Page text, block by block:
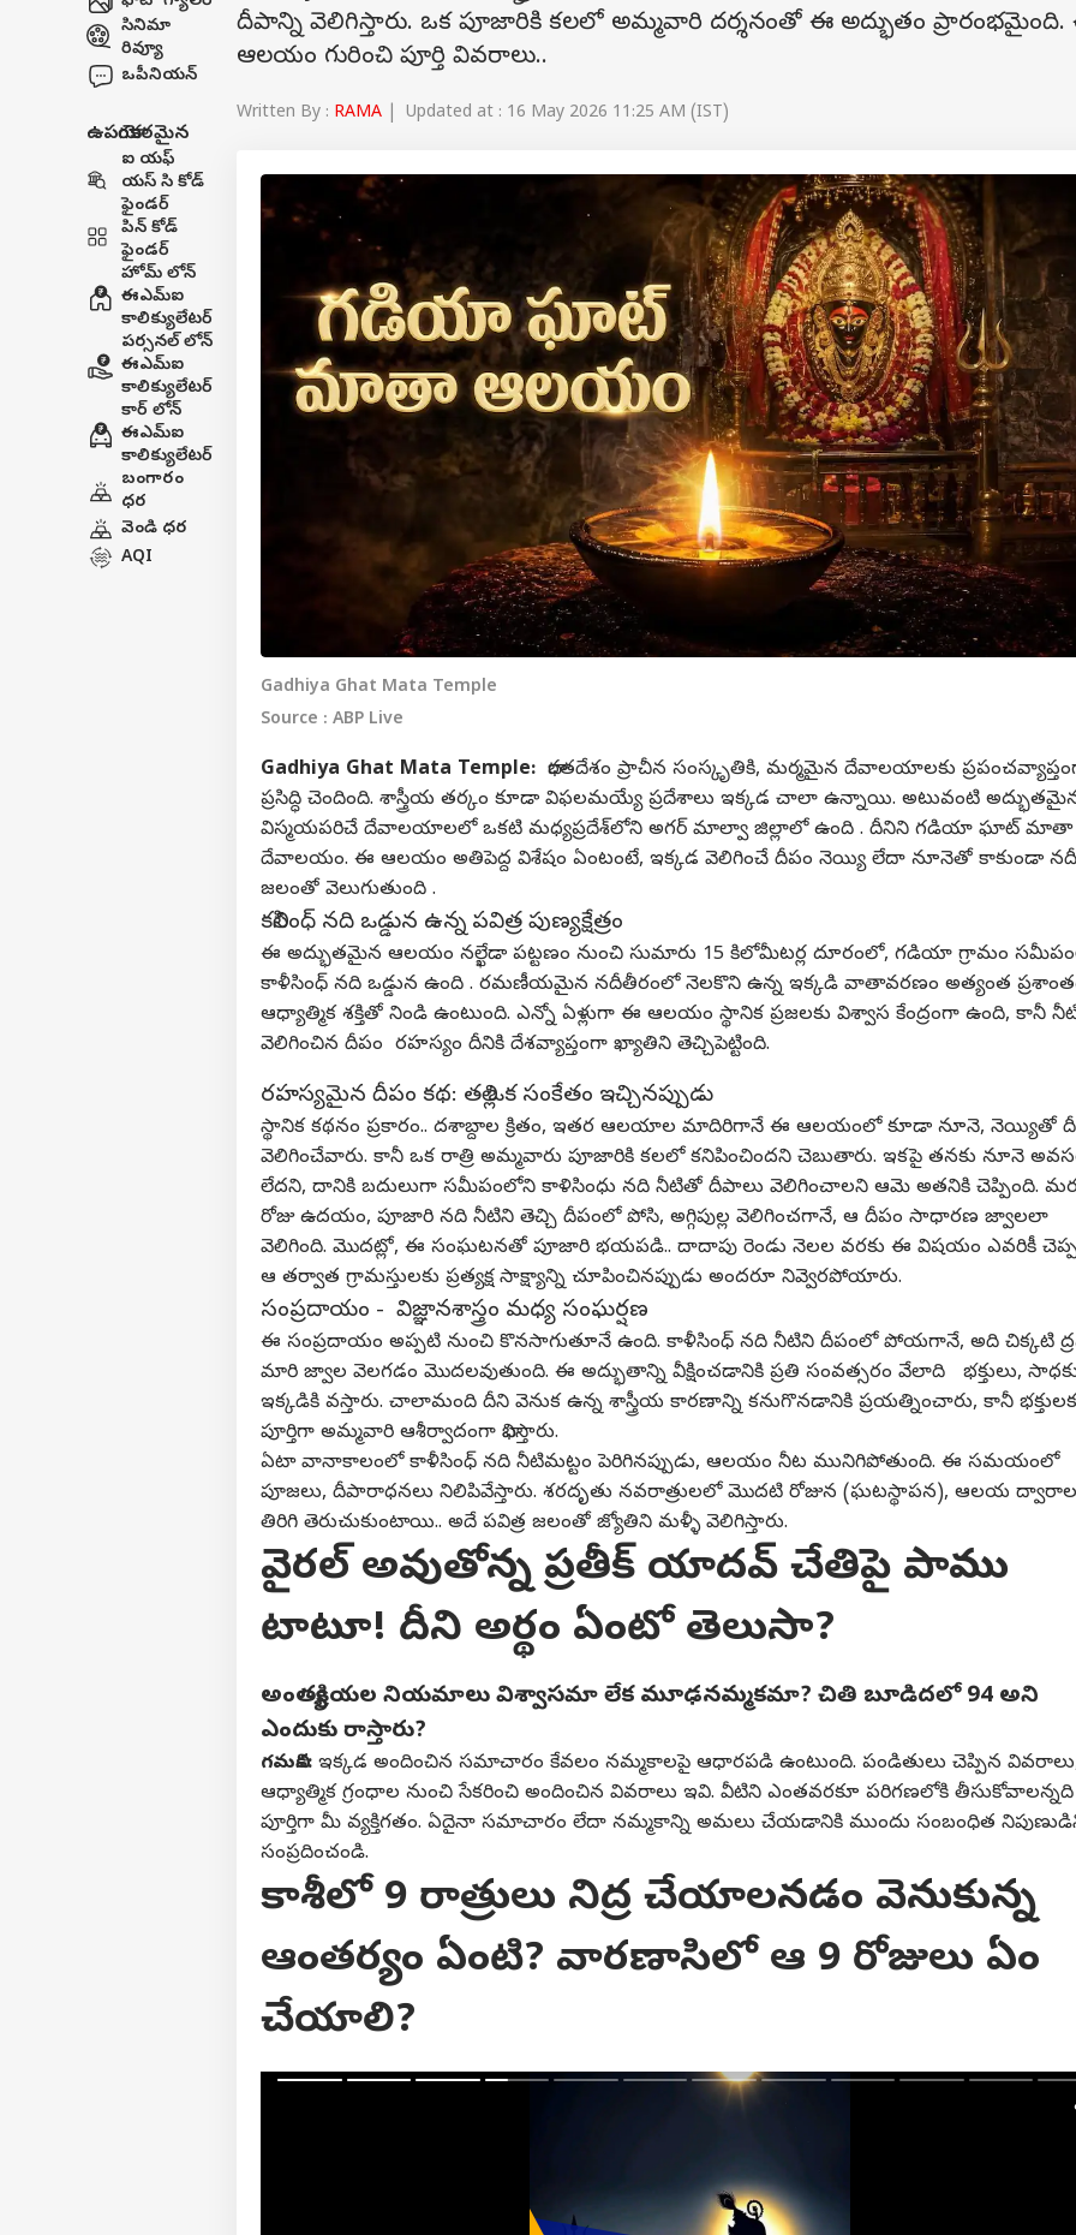
సినిమా
రివ్యూ
ఒపీనియన్
ఉపయోగకరమైన
ఐ యఫ్
యస్ సి కోడ్
ఫైండర్
పిన్ కోడ్
ఫైండర్
హోమ్ లోన్
ఈఎమ్ఐ
కాలిక్యులేటర్
పర్సనల్ లోన్
ఈఎమ్ఐ
కాలిక్యులేటర్
కార్ లోన్
ఈఎమ్ఐ
కాలిక్యులేటర్
బంగారం
ధర
వెండి ధర
AQI
దీపాన్ని వెలిగిస్తారు. ఒక పూజారికి కలలో అమ్మవారి దర్శనంతో ఈ అద్భుతం
ఆలయం గురించి పూర్తి వివరాలు..
Written By : RAMA | Updated at : 16 May 2026 11:25 AM (IST)
Gadhiya Ghat Mata Temple
Source : ABP Live
Gadhiya Ghat Mata Temple: భారతదేశం ప్రాచీన సంస్కృతికి, మర్మమైన దేవాలయాలకు
ప్రసిద్ధి చెందింది. శాస్త్రీయ తర్కం కూడా విఫలమయ్యే ప్రదేశాలు ఇక్కడ చాలా ఉన్నాయి. అటువంటి
విస్మయపరిచే దేవాలయాలలో ఒకటి మధ్యప్రదేశ్‌లోని అగర్ మాల్వా జిల్లాలో ఉంది . దీనిని గడియా ఘాట్ మాతా
దేవాలయం. ఈ ఆలయం అతిపెద్ద విశేషం ఏంటంటే, ఇక్కడ వెలిగించే దీపం నెయ్యి లేదా నూనెతో కాకుండా నదీ
జలంతో వెలుగుతుంది .
కలిసింధ్ నది ఒడ్డున ఉన్న పవిత్ర పుణ్యక్షేత్రం
ఈ అద్భుతమైన ఆలయం నల్ఖేడా పట్టణం నుంచి సుమారు 15 కిలోమీటర్ల దూరంలో, గడియా గ్రామం
కాళీసింధ్ నది ఒడ్డున ఉంది . రమణీయమైన నదీతీరంలో నెలకొని ఉన్న ఇక్కడి వాతావరణం అత్యంత
ఆధ్యాత్మిక శక్తితో నిండి ఉంటుంది. ఎన్నో ఏళ్లుగా ఈ ఆలయం స్థానిక ప్రజలకు విశ్వాస కేంద్రంగా ఉంది, కానీ
వెలిగించిన దీపం రహస్యం దీనికి దేశవ్యాప్తంగా ఖ్యాతిని తెచ్చిపెట్టింది.
రహస్యమైన దీపం కథ: తల్లి ఒక సంకేతం ఇచ్చినప్పుడు
స్థానిక కథనం ప్రకారం.. దశాబ్దాల క్రితం, ఇతర ఆలయాల మాదిరిగానే ఈ ఆలయంలో కూడా నూనె, నెయ్యితో
వెలిగించేవారు. కానీ ఒక రాత్రి అమ్మవారు పూజారికి కలలో కనిపించిందని చెబుతారు. ఇకపై తనకు నూనె
లేదని, దానికి బదులుగా సమీపంలోని కాళిసింధు నది నీటితో దీపాలు వెలిగించాలని ఆమె అతనికి చెప్పింది.
రోజు ఉదయం, పూజారి నది నీటిని తెచ్చి దీపంలో పోసి, అగ్గిపుల్ల వెలిగించగానే, ఆ దీపం సాధారణ జ్వాలలా
వెలిగింది. మొదట్లో, ఈ సంఘటనతో పూజారి భయపడి.. దాదాపు రెండు నెలల వరకు ఈ విషయం ఎవరికీ
ఆ తర్వాత గ్రామస్తులకు ప్రత్యక్ష సాక్ష్యాన్ని చూపించినప్పుడు అందరూ నివ్వెరపోయారు.
సంప్రదాయం - విజ్ఞానశాస్త్రం మధ్య సంఘర్షణ
ఈ సంప్రదాయం అప్పటి నుంచి కొనసాగుతూనే ఉంది. కాళీసింధ్ నది నీటిని దీపంలో పోయగానే, అది చిక్కటి
మారి జ్వాల వెలగడం మొదలవుతుంది. ఈ అద్భుతాన్ని వీక్షించడానికి ప్రతి సంవత్సరం వేలాది భక్తులు,
ఇక్కడికి వస్తారు. చాలామంది దీని వెనుక ఉన్న శాస్త్రీయ కారణాన్ని కనుగొనడానికి ప్రయత్నించారు, కానీ
పూర్తిగా అమ్మవారి ఆశీర్వాదంగా భావిస్తారు.
ఏటా వానాకాలంలో కాళీసింధ్ నది నీటిమట్టం పెరిగినప్పుడు, ఆలయం నీట మునిగిపోతుంది. ఈ సమయంలో
పూజలు, దీపారాధనలు నిలిపివేస్తారు. శరదృతు నవరాత్రులలో మొదటి రోజున (ఘటస్థాపన), ఆలయ
తిరిగి తెరుచుకుంటాయి.. అదే పవిత్ర జలంతో జ్యోతిని మళ్ళీ వెలిగిస్తారు.
వైరల్ అవుతోన్న ప్రతీక్ యాదవ్ చేతిపై పాము
టాటూ! దీని అర్థం ఏంటో తెలుసా?
అంత్యక్రియల నియమాలు విశ్వాసమా లేక మూఢనమ్మకమా? చితి బూడిదలో 94 అని
ఎందుకు రాస్తారు?
గమనిక: ఇక్కడ అందించిన సమాచారం కేవలం నమ్మకాలపై ఆధారపడి ఉంటుంది. పండితులు చెప్పిన
ఆధ్యాత్మిక గ్రంధాల నుంచి సేకరించి అందించిన వివరాలు ఇవి. వీటిని ఎంతవరకూ పరిగణలోకి తీసుకోవాలన్నది
పూర్తిగా మీ వ్యక్తిగతం. ఏదైనా సమాచారం లేదా నమ్మకాన్ని అమలు చేయడానికి ముందు సంబంధిత
సంప్రదించండి.
కాశీలో 9 రాత్రులు నిద్ర చేయాలనడం వెనుకున్న
ఆంతర్యం ఏంటి? వారణాసిలో ఆ 9 రోజులు ఏం
చేయాలి?
హలో గెస్ట్
మాతో ప్రచారం చేయండి
కేరీర్స్
మా గురించి
అభిప్రాయాన్ని పంపండి
మమ్మల్ని సంప్రదించండి
ప్రైవసీ పాలసీ
వ్యక్తిగత కార్నర్
అగ్ర కథనాలు టాప్ రీల్స్
రాక!
ఆట
దోషిగా తేలిన తరుణ్
తేజ్‌పాల్! సుప్రీంకోర్టుకు
పీరియడ్స్ ఆగిన ఎన్ని
రోజులకు ఇంట్లో ప్రెగ్నెన్సీ
టెస్ట్ చేసుకోవాలి? డాక్టర్‌ను